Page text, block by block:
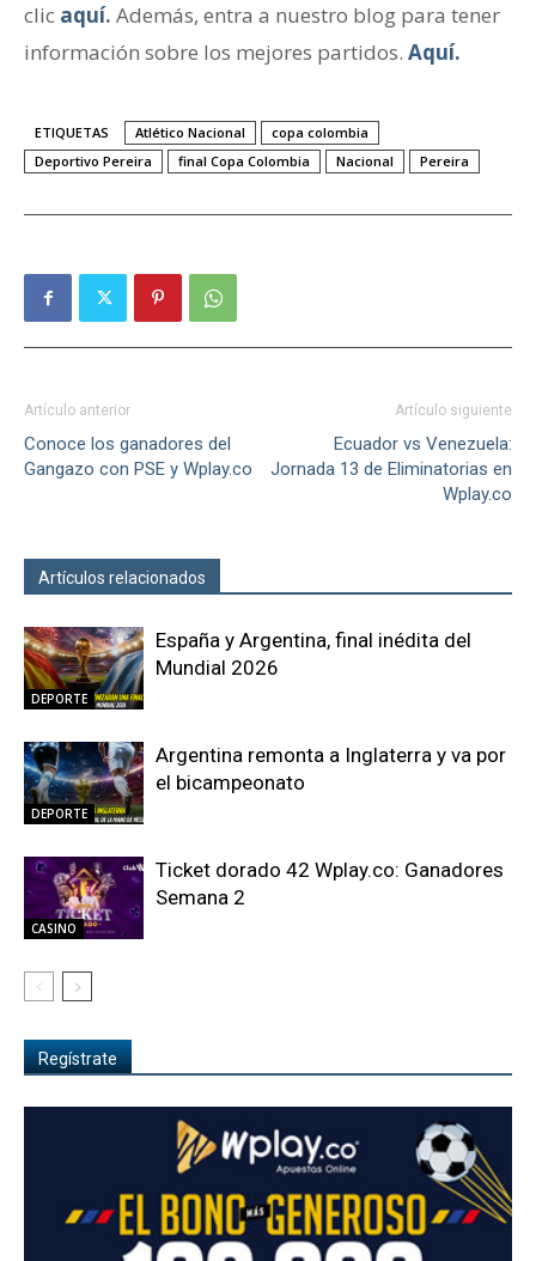
clic aquí. Además, entra a nuestro blog para tener
información sobre los mejores partidos. Aquí.
ETIQUETAS Atlético Nacional
copa colombia
Deportivo Pereira
final Copa Colombia Nacional Pereira
Artículo anterior
Conoce los ganadores del
Gangazo con PSE y Wplay.co
Artículo siguiente
Ecuador vs Venezuela:
Jornada 13 de Eliminatorias en
Wplay.co
Artículos relacionados
DEPORTE
España y Argentina, final inédita del
Mundial 2026
DEPORTE
Argentina remonta a Inglaterra y va por
el bicampeonato
CASINO
Ticket dorado 42 Wplay.co: Ganadores
Semana 2
Regístrate